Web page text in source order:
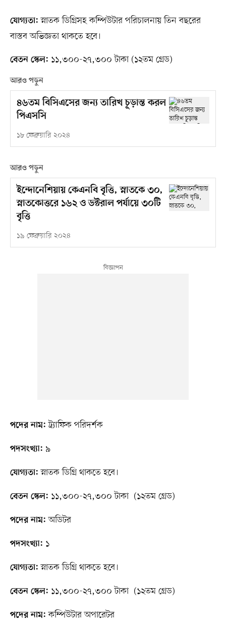
যোগ্যতা: স্নাতক ডিগ্রিসহ কম্পিউটার পরিচালনায় তিন বছরের
বাস্তব অভিজ্ঞতা থাকতে হবে।
বেতন স্কেল: ১১,৩০০-২৭,৩০০ টাকা (১২তম গ্রেড)
আরও পড়ুন
৪৬তম বিসিএসের জন্য তারিখ চূড়ান্ত করল
পিএসসি
১৮ ফেব্রুয়ারি ২০২৪
আরও পড়ুন
ইন্দোনেশিয়ায় কেএনবি বৃত্তি, স্নাতকে ৩০,
স্নাতকোত্তরে ১৬২ ও ডক্টরাল পর্যায়ে ৩০টি
বৃত্তি
১৯ ফেব্রুয়ারি ২০২৪
পদের নাম: ট্র্যাফিক পরিদর্শক
পদসংখ্যা: ৯
যোগ্যতা: স্নাতক ডিগ্রি থাকতে হবে।
বেতন স্কেল: ১১,৩০০-২৭,৩০০ টাকা (১২তম গ্রেড)
পদের নাম: অডিটর
পদসংখ্যা: ১
যোগ্যতা: স্নাতক ডিগ্রি থাকতে হবে।
বেতন স্কেল: ১১,৩০০-২৭,৩০০ টাকা (১২তম গ্রেড)
পদের নাম: কম্পিউটার অপারেটর